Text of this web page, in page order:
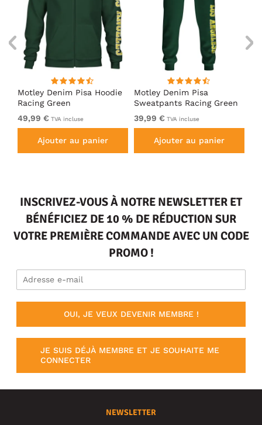
Motley Denim Pisa Hoodie
Racing Green
49,99 € TVA incluse
Ajouter au panier
Motley Denim Pisa
Sweatpants Racing Green
39,99 € TVA incluse
Ajouter au panier
INSCRIVEZ-VOUS À NOTRE NEWSLETTER ET
BÉNÉFICIEZ DE 10 % DE RÉDUCTION SUR
VOTRE PREMIÈRE COMMANDE AVEC UN CODE
PROMO !
OUI, JE VEUX DEVENIR MEMBRE !
JE SUIS DÉJÀ MEMBRE ET JE SOUHAITE ME
CONNECTER
NEWSLETTER